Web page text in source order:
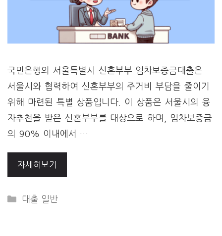
국민은행의 서울특별시 신혼부부 임차보증금대출은
서울시와 협력하여 신혼부부의 주거비 부담을 줄이기
위해 마련된 특별 상품입니다. 이 상품은 서울시의 융
자추천을 받은 신혼부부를 대상으로 하며, 임차보증금
의 90% 이내에서 …
자세히보기
Categories
대출 일반